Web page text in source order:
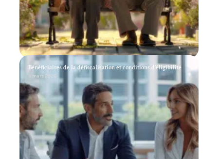
Bénéficiaires de la défiscalisation et conditions d’éligibilité
11 mars 2026